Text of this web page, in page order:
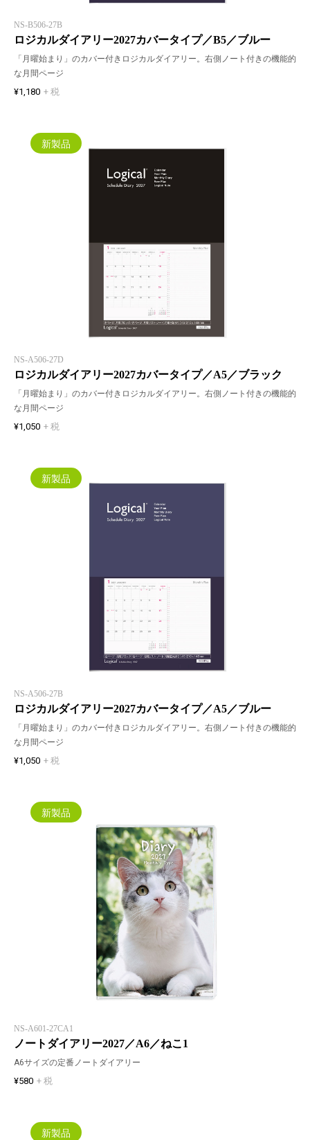
NS-B506-27B
ロジカルダイアリー2027カバータイプ／B5／ブルー
「月曜始まり」のカバー付きロジカルダイアリー。右側ノート付きの機能的
な月間ページ
¥1,180 + 税
新製品
NS-A506-27D
ロジカルダイアリー2027カバータイプ／A5／ブラック
「月曜始まり」のカバー付きロジカルダイアリー。右側ノート付きの機能的
な月間ページ
¥1,050 + 税
新製品
NS-A506-27B
ロジカルダイアリー2027カバータイプ／A5／ブルー
「月曜始まり」のカバー付きロジカルダイアリー。右側ノート付きの機能的
な月間ページ
¥1,050 + 税
新製品
NS-A601-27CA1
ノートダイアリー2027／A6／ねこ1
A6サイズの定番ノートダイアリー
¥580 + 税
新製品